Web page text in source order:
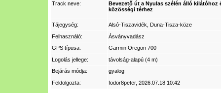
Track neve:
Bevezető út a Nyulas szélén álló kilátóhoz
közösségi térhez
Tájegység:
Alsó-Tiszavidék, Duna-Tisza-köze
Felhasználó:
Ásványvadász
GPS típusa:
Garmin Oregon 700
Logolás jellege:
távolság-alapú (4 m)
Bejárás módja:
gyalog
Feldolgozta:
fodor8peter, 2026.07.18 10:42